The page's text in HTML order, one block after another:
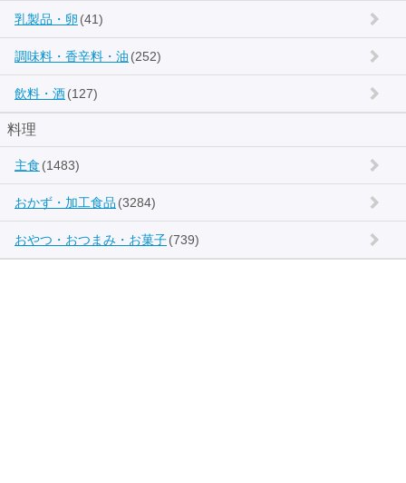
乳製品・卵 (41)
調味料・香辛料・油 (252)
飲料・酒(127)
料理
主食 (1483)
おかず・加工食品 (3284)
おやつ・おつまみ・お菓子(739)